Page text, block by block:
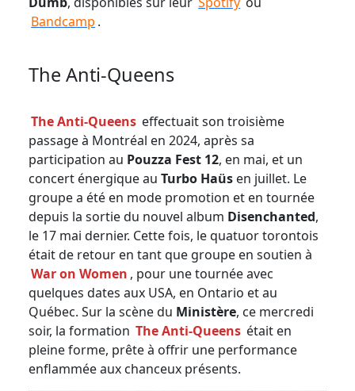
Bandcamp .
The Anti-Queens
The Anti-Queens effectuait son troisième
passage à Montréal en 2024, après sa
participation au Pouzza Fest 12, en mai, et un
concert énergique au Turbo Haüs en juillet. Le
groupe a été en mode promotion et en tournée
depuis la sortie du nouvel album Disenchanted,
le 17 mai dernier. Cette fois, le quatuor torontois
était de retour en tant que groupe en soutien à
War on Women , pour une tournée avec
quelques dates aux USA, en Ontario et au
Québec. Sur la scène du Ministère, ce mercredi
soir, la formation The Anti-Queens était en
pleine forme, prête à offrir une performance
enflammée aux chanceux présents.